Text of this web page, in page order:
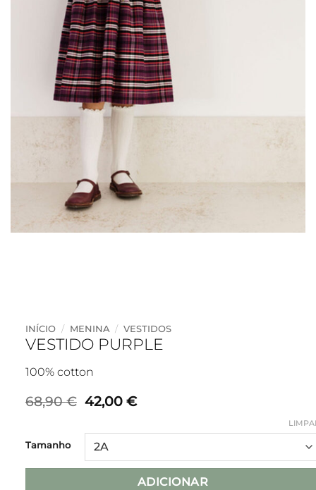
INÍCIO / MENINA / VESTIDOS
VESTIDO PURPLE
100% cotton
68,90€ O
preço
era:
68,90 €.
42,00 €O
Tamanho
ADICIONAR